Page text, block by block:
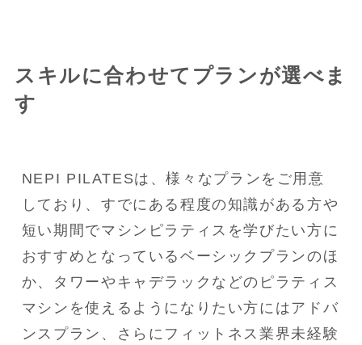
スキルに合わせてプランが選べま
す
NEPI PILATESは、様々なプランをご用意
しており、すでにある程度の知識がある方や
短い期間でマシンピラティスを学びたい方に
おすすめとなっているベーシックプランのほ
か、タワーやキャデラックなどのピラティス
マシンを使えるようになりたい方にはアドバ
ンスプラン、さらにフィットネス業界未経験